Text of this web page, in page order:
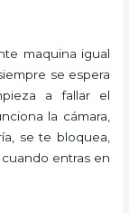
maquina igual
se espera
a fallar el
la cámara,
se te bloquea,
entras en